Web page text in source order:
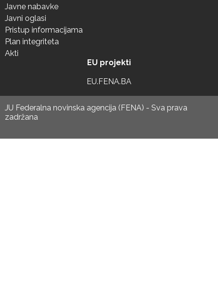
Javne nabavke
Javni oglasi
Pristup informacijama
Plan integriteta
Akti
EU projekti
EU.FENA.BA
JU Federalna novinska agencija (FENA) - Sva prava
zadržana